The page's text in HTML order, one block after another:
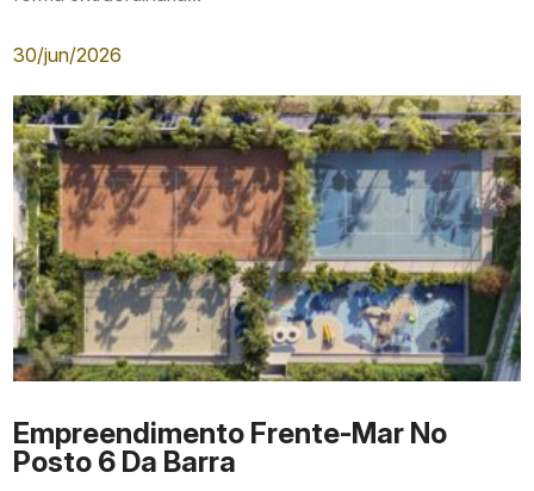
30/jun/2026
Empreendimento Frente-Mar No
Posto 6 Da Barra